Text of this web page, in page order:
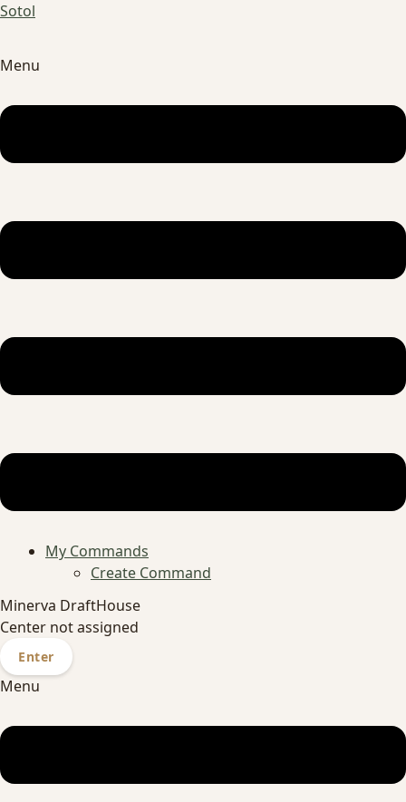
Sotol
Menu
My Commands
Create Command
Minerva DraftHouse
Center not assigned
Enter
Menu